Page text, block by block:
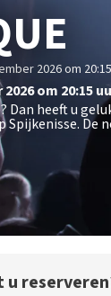
2026 om 20:15
om 20:15
Dan heeft u
De